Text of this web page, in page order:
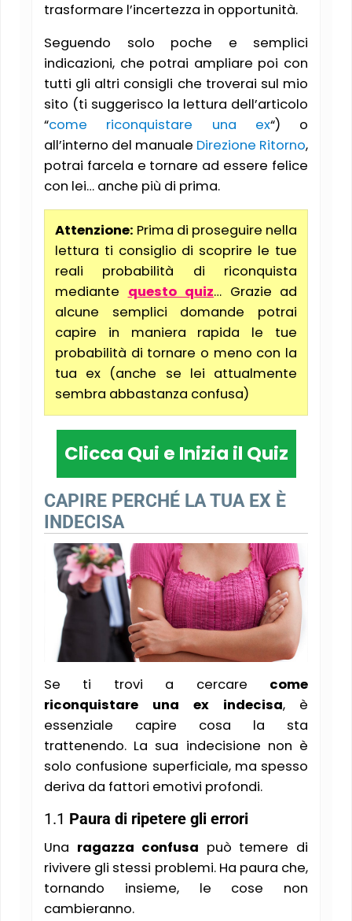
trasformare l’incertezza in opportunità.
Seguendo solo poche e semplici
indicazioni, che potrai ampliare poi con
tutti gli altri consigli che troverai sul mio
sito (ti suggerisco la lettura dell’articolo
“come riconquistare una ex“) o
all’interno del manuale Direzione Ritorno,
potrai farcela e tornare ad essere felice
con lei… anche più di prima.
Attenzione: Prima di proseguire nella
lettura ti consiglio di scoprire le tue
reali probabilità di riconquista
mediante questo quiz… Grazie ad
alcune semplici domande potrai
capire in maniera rapida le tue
probabilità di tornare o meno con la
tua ex (anche se lei attualmente
sembra abbastanza confusa)
Clicca Qui e Inizia il Quiz
CAPIRE PERCHÉ LA TUA EX È
INDECISA
Se ti trovi a cercare come
riconquistare una ex indecisa, è
essenziale capire cosa la sta
trattenendo. La sua indecisione non è
solo confusione superficiale, ma spesso
deriva da fattori emotivi profondi.
1.1 Paura di ripetere gli errori
Una ragazza confusa può temere di
rivivere gli stessi problemi. Ha paura che,
tornando insieme, le cose non
cambieranno.